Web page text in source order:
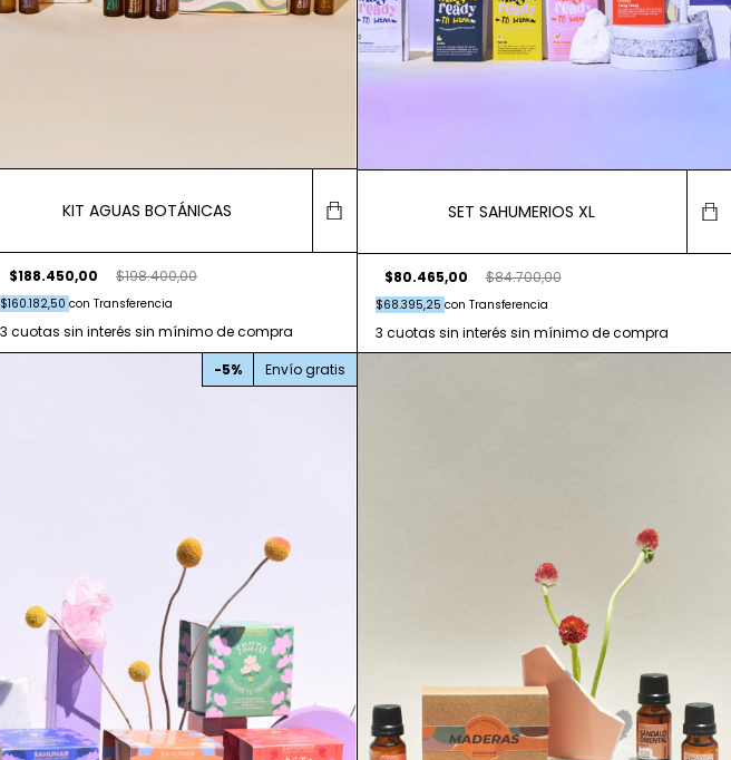
KIT AGUAS BOTÁNICAS
$188.450,00 $198.400,00
$160.182,50 con Transferencia
SET SAHUMERIOS XL
$80.465,00 $84.700,00
$68.395,25 con Transferencia
-5% Envío gratis